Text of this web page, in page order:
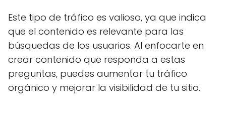
Este tipo de tráfico es valioso, ya que indica
que el contenido es relevante para las
búsquedas de los usuarios. Al enfocarte en
crear contenido que responda a estas
preguntas, puedes aumentar tu tráfico
orgánico y mejorar la visibilidad de tu sitio.